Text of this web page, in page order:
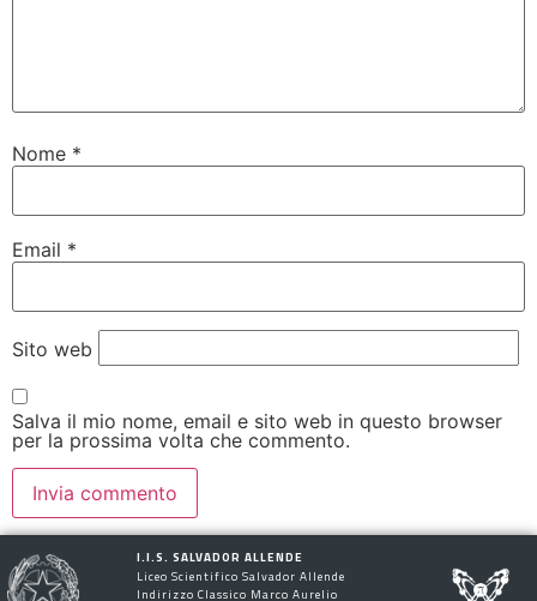
Nome *
Email *
Sito web
Salva il mio nome, email e sito web in questo browser
per la prossima volta che commento.
I.I.S. SALVADOR ALLENDE
Liceo Scientifico Salvador Allende
Indirizzo Classico Marco Aurelio